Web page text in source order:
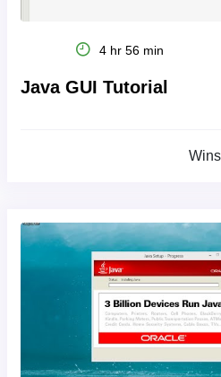
4 hr 56 min
Java GUI Tutorial